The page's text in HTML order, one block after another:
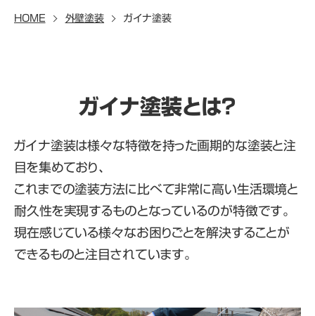
HOME 外壁塗装 ガイナ塗装
ガイナ塗装とは？
ガイナ塗装は様々な特徴を持った画期的な塗装と注
目を集めており、
これまでの塗装方法に比べて非常に高い生活環境と
耐久性を実現するものとなっているのが特徴です。
現在感じている様々なお困りごとを解決することが
できるものと注目されています。